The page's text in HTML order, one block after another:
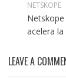
NETSKOPE
acelera
LEAVE A